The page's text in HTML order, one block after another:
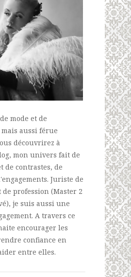
mode et de
aussi férue
découvrirez à
mon univers fait de
de contrastes, de
Juriste de
profession (Master 2
je suis aussi une
A travers ce
encourager les
confiance en
entre elles.